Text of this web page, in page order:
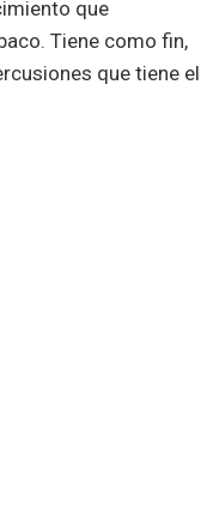
que
Tiene como fin,
que tiene el